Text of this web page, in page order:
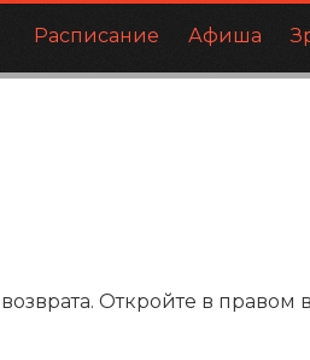
Расписание Афиша
Откройте в правом